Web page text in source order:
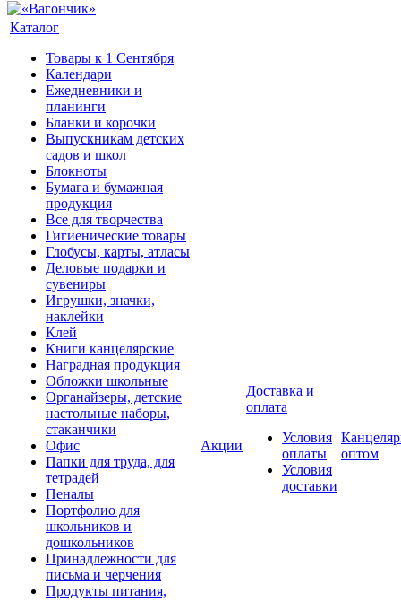
Каталог
Товары к 1 Сентября
Календари
Ежедневники и
планинги
Бланки и корочки
Выпускникам детских
садов и школ
Блокноты
Бумага и бумажная
продукция
Все для творчества
Гигиенические товары
Глобусы, карты, атласы
Деловые подарки и
сувениры
Игрушки, значки,
наклейки
Клей
Книги канцелярские
Наградная продукция
Обложки школьные
Органайзеры, детские
настольные наборы,
стаканчики
Офис
Папки для труда, для
тетрадей
Пеналы
Портфолио для
школьников и
дошкольников
Принадлежности для
письма и черчения
Продукты питания,
Акции
Доставка и
оплата
Условия
оплаты
Условия
доставки
оптом